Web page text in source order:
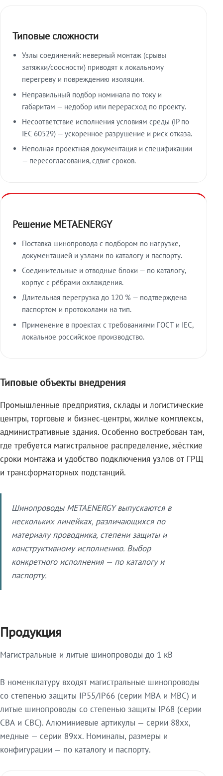
Типовые сложности
Узлы соединений: неверный монтаж (срывы
затяжки/соосности) приводят к локальному
перегреву и повреждению изоляции.
Неправильный подбор номинала по току и
габаритам — недобор или перерасход по проекту.
Несоответствие исполнения условиям среды (IP по
IEC 60529) — ускоренное разрушение и риск отказа.
Неполная проектная документация и спецификации
— пересогласования, сдвиг сроков.
Решение METAENERGY
Поставка шинопровода с подбором по нагрузке,
документацией и узлами по каталогу и паспорту.
Соединительные и отводные блоки — по каталогу,
корпус с рёбрами охлаждения.
Длительная перегрузка до 120 % — подтверждена
паспортом и протоколами на тип.
Применение в проектах с требованиями ГОСТ и IEC,
локальное российское производство.
Типовые объекты внедрения
Промышленные предприятия, склады и логистические
центры, торговые и бизнес-центры, жилые комплексы,
административные здания. Особенно востребован там,
где требуется магистральное распределение, жёсткие
сроки монтажа и удобство подключения узлов от ГРЩ
и трансформаторных подстанций.
Шинопроводы METAENERGY выпускаются в
нескольких линейках, различающихся по
материалу проводника, степени защиты и
конструктивному исполнению. Выбор
конкретного исполнения — по каталогу и
паспорту.
Продукция
Магистральные и литые шинопроводы до 1 кВ
В номенклатуру входят магистральные шинопроводы
со степенью защиты IP55/IP66 (серии МВА и МВС) и
литые шинопроводы со степенью защиты IP68 (серии
СВА и СВС). Алюминиевые артикулы — серии 88xx,
медные — серии 89xx. Номиналы, размеры и
конфигурации — по каталогу и паспорту.